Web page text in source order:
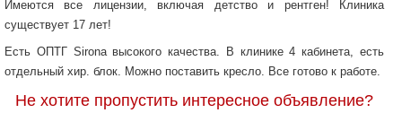
Имеются все лицензии, включая детство и рентген! Клиника
существует 17 лет!
Есть ОПТГ Sirona высокого качества. В клинике 4 кабинета, есть
отдельный хир. блок. Можно поставить кресло. Все готово к работе.
Не хотите пропустить интересное объявление?